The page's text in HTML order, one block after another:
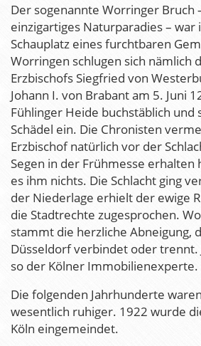
Der sogenannte Worringer Bruch
einzigartiges Naturparadies –
Schauplatz eines furchtbaren
Worringen schlugen sich nämlich
Erzbischofs Siegfried von
Johann I. von Brabant am 5. Juni
Fühlinger Heide buchstäblich und
Schädel ein. Die Chronisten
Erzbischof natürlich vor der
Segen in der Frühmesse erhalten
es ihm nichts. Die Schlacht ging
der Niederlage erhielt der ewige
die Stadtrechte zugesprochen.
stammt die herzliche Abneigung,
Düsseldorf verbindet oder trennt.
so der Kölner Immobilienexperte.
Die folgenden Jahrhunderte
wesentlich ruhiger. 1922 wurde
Köln eingemeindet.